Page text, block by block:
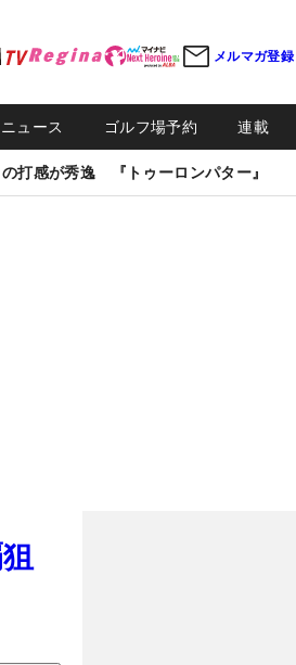
メルマガ登録
ュース ゴルフ場予約 連載
打感が秀逸 『トゥーロンパター』